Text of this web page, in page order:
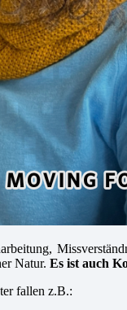
Natur. Es ist auch
fallen z.B.: